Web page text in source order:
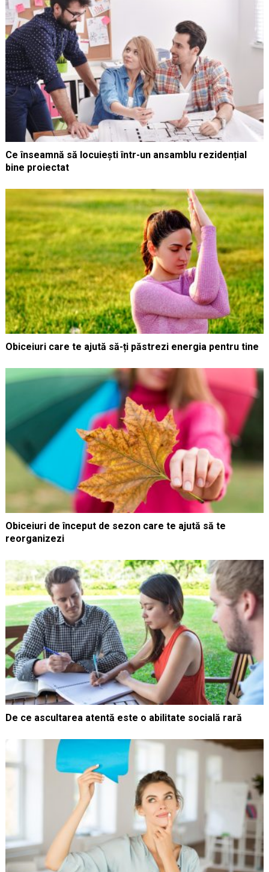
Ce înseamnă să locuiești într-un ansamblu rezidențial
bine proiectat
Obiceiuri care te ajută să-ți păstrezi energia pentru tine
Obiceiuri de început de sezon care te ajută să te
reorganizezi
De ce ascultarea atentă este o abilitate socială rară